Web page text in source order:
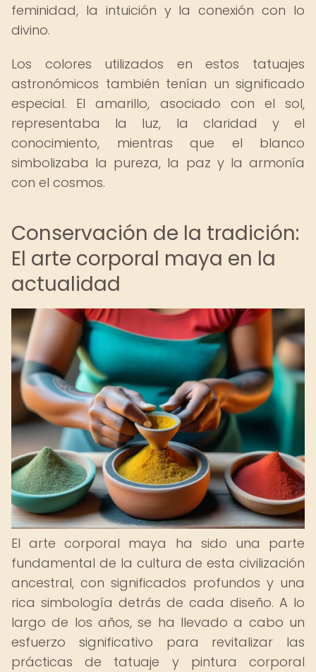
feminidad, la intuición y la conexión con lo
divino.
Los colores utilizados en estos tatuajes
astronómicos también tenían un significado
especial. El amarillo, asociado con el sol,
representaba la luz, la claridad y el
conocimiento, mientras que el blanco
simbolizaba la pureza, la paz y la armonía
con el cosmos.
Conservación de la tradición:
El arte corporal maya en la
actualidad
El arte corporal maya ha sido una parte
fundamental de la cultura de esta civilización
ancestral, con significados profundos y una
rica simbología detrás de cada diseño. A lo
largo de los años, se ha llevado a cabo un
esfuerzo significativo para revitalizar las
prácticas de tatuaje y pintura corporal